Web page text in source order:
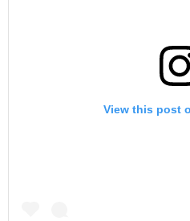
View this post